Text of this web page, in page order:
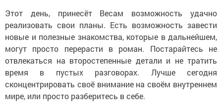
Этот день, принесёт Весам возможность удачно
реализовать свои планы. Есть возможность завести
новые и полезные знакомства, которые в дальнейшем,
могут просто перерасти в роман. Постарайтесь не
отвлекаться на второстепенные детали и не тратить
время в пустых разговорах. Лучше сегодня
сконцентрировать своё внимание на своём внутреннем
мире, или просто разберитесь в себе.